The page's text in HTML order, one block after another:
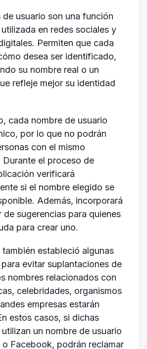
de usuario son una función
en redes sociales y
Permiten que cada
desea ser identificado,
su nombre real o un
refleje mejor su identidad
cada nombre de usuario
por lo que no podrán
con el mismo
el proceso de
verificará
si el nombre elegido se
Además, incorporará
de sugerencias para quienes
para crear uno.
estableció algunas
evitar suplantaciones de
nombres relacionados con
celebridades, organismos
empresas estarán
estos casos, si dichas
un nombre de usuario
o Facebook, podrán reclamar